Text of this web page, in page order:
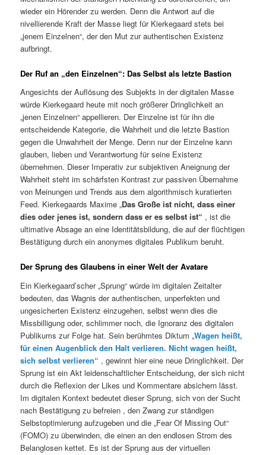
wieder ein Hörender zu werden. Denn die Antwort auf die
nivellierende Kraft der Masse liegt für Kierkegaard stets bei
„jenem Einzelnen“, der den Mut zur authentischen Existenz
aufbringt.
Der Ruf an „den Einzelnen“: Das Selbst als letzte Bastion
Angesichts der Auflösung des Subjekts in der digitalen Masse
würde Kierkegaard heute mit noch größerer Dringlichkeit an
„jenen Einzelnen“ appellieren. Der Einzelne ist für ihn die
entscheidende Kategorie, die Wahrheit und die letzte Bastion
gegen die Unwahrheit der Menge. Denn nur der Einzelne kann
glauben, lieben und Verantwortung für seine Existenz
übernehmen. Dieser Imperativ zur subjektiven Aneignung der
Wahrheit steht im schärfsten Kontrast zur passiven Übernahme
von Meinungen und Trends aus dem algorithmisch kuratierten
Feed. Kierkegaards Maxime „Das Große ist nicht, dass einer
dies oder jenes ist, sondern dass er es selbst ist“ , ist die
ultimative Absage an eine Identitätsbildung, die auf der flüchtigen
Bestätigung durch ein anonymes digitales Publikum beruht.
Der Sprung des Glaubens in einer Welt der Avatare
Ein Kierkegaard’scher „Sprung“ würde im digitalen Zeitalter
bedeuten, das Wagnis der authentischen, unperfekten und
ungesicherten Existenz einzugehen, selbst wenn dies die
Missbilligung oder, schlimmer noch, die Ignoranz des digitalen
Publikums zur Folge hat. Sein berühmtes Diktum „Wagen heißt,
für einen Augenblick den Halt verlieren. Nicht wagen heißt,
sich selbst verlieren“ , gewinnt hier eine neue Dringlichkeit. Der
Sprung ist ein Akt leidenschaftlicher Entscheidung, der sich nicht
durch die Reflexion der Likes und Kommentare absichern lässt.
Im digitalen Kontext bedeutet dieser Sprung, sich von der Sucht
nach Bestätigung zu befreien , den Zwang zur ständigen
Selbstoptimierung aufzugeben und die „Fear Of Missing Out“
(FOMO) zu überwinden, die einen an den endlosen Strom des
Belanglosen kettet. Es ist der Sprung aus der virtuellen